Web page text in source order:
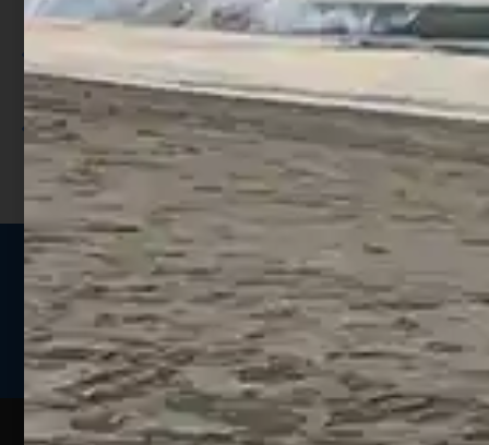
punti;
Utilizza i punti per ricevere uno
sconto;
I punti sono indicati nella pagina
prodotto;
Seguici sui social